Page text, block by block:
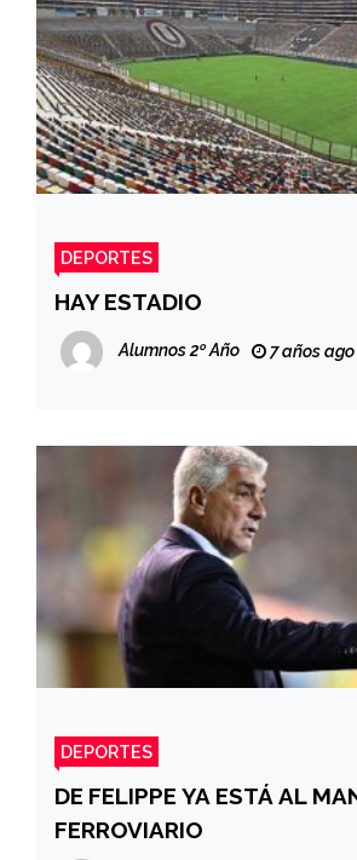
DEPORTES
HAY ESTADIO
Alumnos 2º Año 7 años ago
DEPORTES
DE FELIPPE YA ESTÁ AL
FERROVIARIO